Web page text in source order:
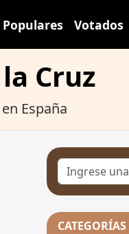
Populares Votados
Cruz
España
CATEGORÍAS